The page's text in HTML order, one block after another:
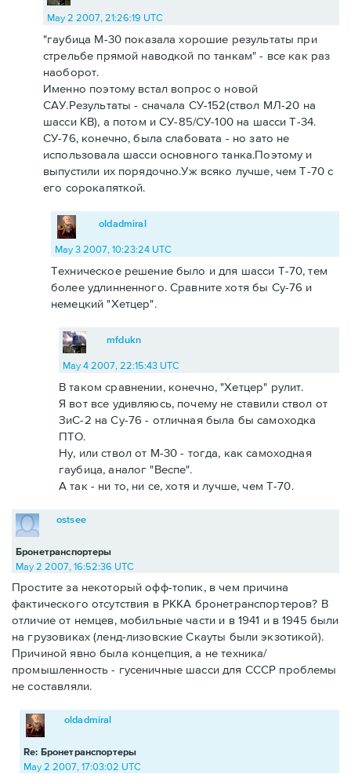
May 2 2007, 21:26:19 UTC
"гаубица М-30 показала хорошие результаты при
стрельбе прямой наводкой по танкам" - все как раз
наоборот.
Именно поэтому встал вопрос о новой
САУ.Результаты - сначала СУ-152(ствол МЛ-20 на
шасси КВ), а потом и СУ-85/СУ-100 на шасси Т-34.
СУ-76, конечно, была слабовата - но зато не
использовала шасси основного танка.Поэтому и
выпустили их порядочно.Уж всяко лучше, чем Т-70 с
его сорокапяткой.
oldadmiral
May 3 2007, 10:23:24 UTC
Техническое решение было и для шасси Т-70, тем
более удлинненного. Сравните хотя бы Су-76 и
немецкий "Хетцер".
mfdukn
May 4 2007, 22:15:43 UTC
В таком сравнении, конечно, "Хетцер" рулит.
Я вот все удивляюсь, почему не ставили ствол от
ЗиС-2 на Су-76 - отличная была бы самоходка
ПТО.
Ну, или ствол от М-30 - тогда, как самоходная
гаубица, аналог "Веспе".
А так - ни то, ни се, хотя и лучше, чем Т-70.
Бронетранспортеры
ostsee
May 2 2007, 16:52:36 UTC
Простите за некоторый офф-топик, в чем причина
фактического отсутствия в РККА бронетранспортеров? В
отличие от немцев, мобильные части и в 1941 и в 1945 были
на грузовиках (ленд-лизовские Скауты были экзотикой).
Причиной явно была концепция, а не техника/
промышленность - гусеничные шасси для СССР проблемы
не составляли.
Re: Бронетранспортеры
oldadmiral
May 2 2007, 17:03:02 UTC